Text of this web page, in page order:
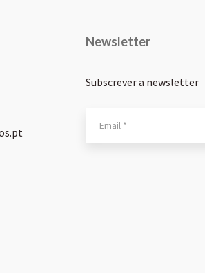
Newsletter
Subscrever a newsletter